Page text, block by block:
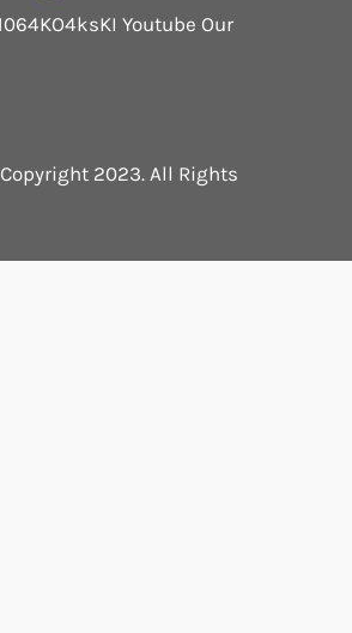
Youtube Our
2023. All Rights